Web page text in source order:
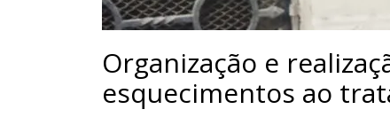
Organização e
esquecimentos ao